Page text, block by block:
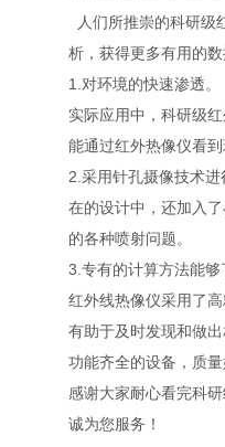
人们所推崇的科研级
析，获得更多有用的
1.对环境的快速渗透。
实际应用中，科研级
能通过红外热像仪看到环
2.采用针孔摄像技术进行
在的设计中，还加
的各种喷射问题。
3.专有的计算方法能够
红外线热像仪采用了高
有助于及时发现和做出相
功能齐全的设备，
感谢大家耐心看完科研
诚为您服务！